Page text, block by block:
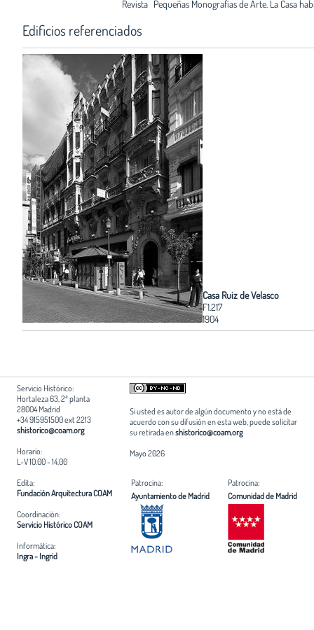
Revista Pequeñas Monografías de Arte. La Casa
Edificios referenciados
Casa Ruiz de Velasco
F1.217
1904
Servicio Histórico:
Hortaleza 63, 2ª planta
28004 Madrid
+34 915951500 ext 2213
shistorico@coam.org
Horario:
L-V 10.00 - 14.00
Si usted es autor de algún documento y no está de
acuerdo con su difusión en esta web, puede solicitar
su retirada enshistorico@coam.org
Mayo 2026
Edita:
Fundación Arquitectura COAM
Coordinación:
Servicio Histórico COAM
Informática:
Ingra - Ingrid
Patrocina:
Ayuntamiento de Madrid
Patrocina:
Comunidad de Madrid